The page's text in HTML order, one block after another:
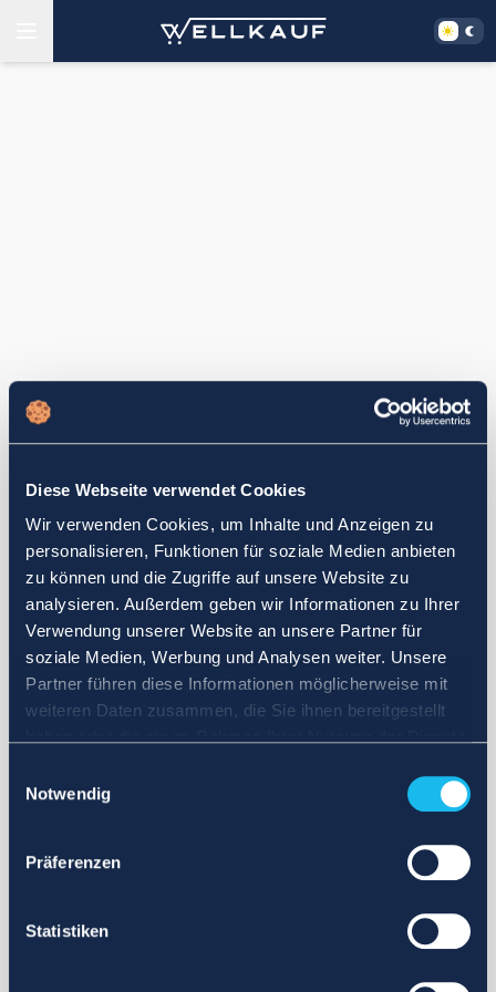
Diese Webseite verwendet Cookies
Wir verwenden Cookies, um Inhalte und Anzeigen zu
personalisieren, Funktionen für soziale Medien anbieten
zu können und die Zugriffe auf unsere Website zu
analysieren. Außerdem geben wir Informationen zu Ihrer
Verwendung unserer Website an unsere Partner für
soziale Medien, Werbung und Analysen weiter. Unsere
Partner führen diese Informationen möglicherweise mit
weiteren Daten zusammen, die Sie ihnen bereitgestellt
Notwendig
Präferenzen
Statistiken